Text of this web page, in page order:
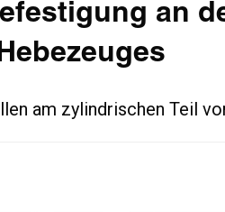
an
am zylindrischen Teil